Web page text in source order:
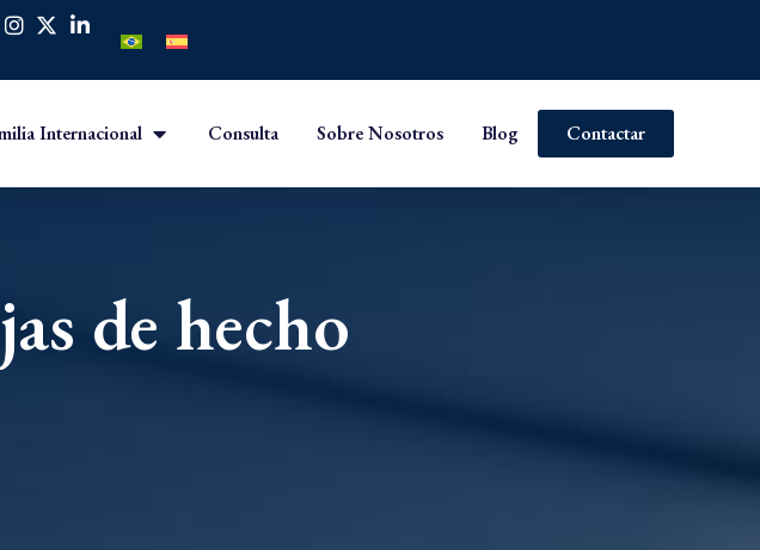
Internacional Consulta Sobre Nosotros Blog Contactar
de hecho